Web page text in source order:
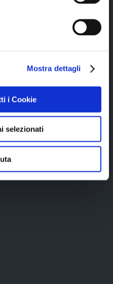
Mostra dettagli
i Cookie
selezionati
gestione qualità
certificato da